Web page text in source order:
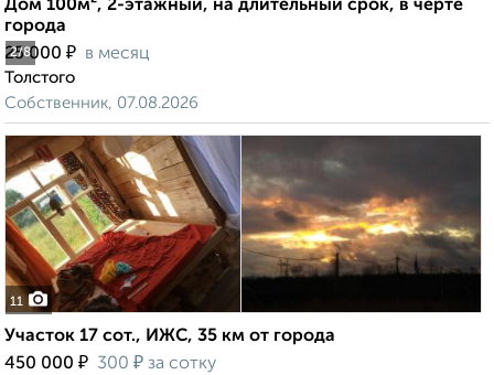
2/8
Дом 100м², 2-этажный, на длительный срок, в черте
города
25 000 ₽ в месяц
Толстого
Собственник, 07.08.2026
11
Участок 17 сот., ИЖС, 35 км от города
450 000 ₽ 300 ₽ за сотку